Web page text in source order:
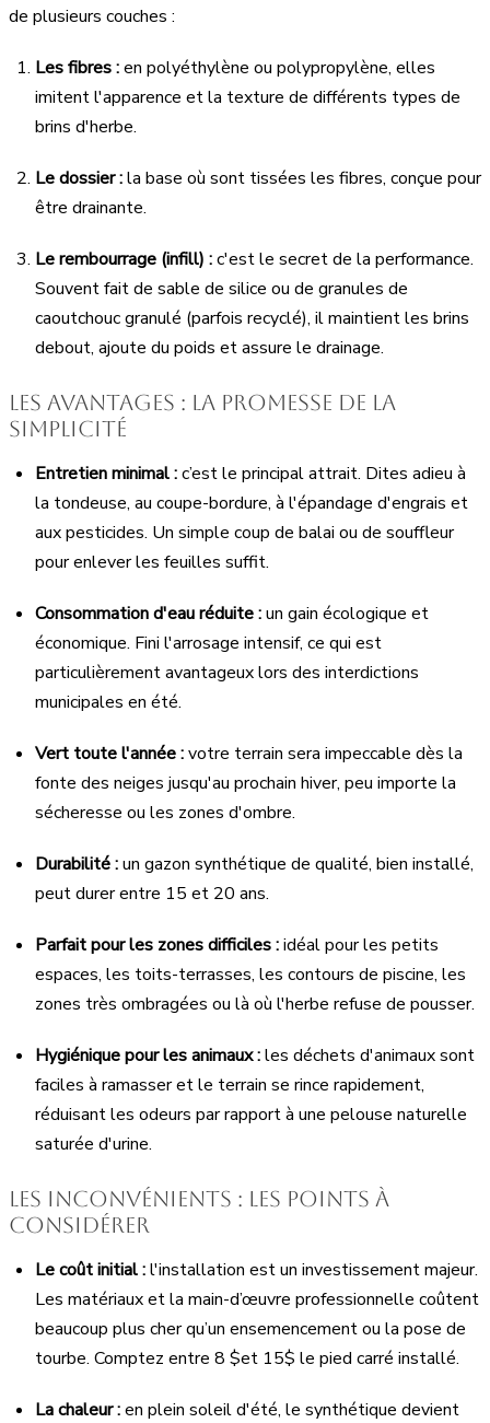
de plusieurs couches :
Les fibres :en polyéthylène ou polypropylène, elles
imitent l'apparence et la texture de différents types de
brins d'herbe.
Le dossier :la base où sont tissées les fibres, conçue pour
être drainante.
Le rembourrage (infill) :c'est le secret de la performance.
Souvent fait de sable de silice ou de granules de
caoutchouc granulé (parfois recyclé), il maintient les brins
debout, ajoute du poids et assure le drainage.
Les avantages : la promesse de la
simplicité
Entretien minimal :c’est le principal attrait. Dites adieu à
la tondeuse, au coupe-bordure, à l'épandage d'engrais et
aux pesticides. Un simple coup de balai ou de souffleur
pour enlever les feuilles suffit.
Consommation d'eau réduite :un gain écologique et
économique. Fini l'arrosage intensif, ce qui est
particulièrement avantageux lors des interdictions
municipales en été.
Vert toute l'année :votre terrain sera impeccable dès la
fonte des neiges jusqu'au prochain hiver, peu importe la
sécheresse ou les zones d'ombre.
Durabilité :un gazon synthétique de qualité, bien installé,
peut durer entre 15 et 20 ans.
Parfait pour les zones difficiles :idéal pour les petits
espaces, les toits-terrasses, les contours de piscine, les
zones très ombragées ou là où l'herbe refuse de pousser.
Hygiénique pour les animaux :les déchets d'animaux sont
faciles à ramasser et le terrain se rince rapidement,
réduisant les odeurs par rapport à une pelouse naturelle
saturée d'urine.
Les inconvénients : les points à
considérer
Le coût initial :l'installation est un investissement majeur.
Les matériaux et la main-d’œuvre professionnelle coûtent
beaucoup plus cher qu’un ensemencement ou la pose de
tourbe. Comptez entre 8 $et 15$ le pied carré installé.
La chaleur :en plein soleil d'été, le synthétique devient